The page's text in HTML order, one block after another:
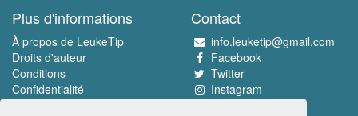
Plus d'informations
À propos de LeukeTip
Droits d'auteur
Conditions
Confidentialité
Contact
info.leuketip@gmail.com
Facebook
Twitter
Instagram